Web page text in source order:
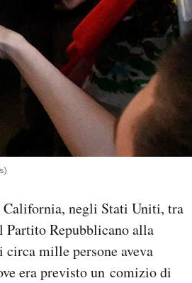
California, negli Stati Uniti, tra
Partito Repubblicano alla
mille persone aveva
era previsto un comizio di